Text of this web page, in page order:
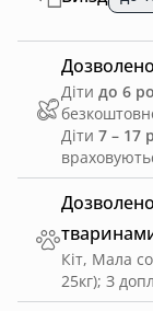
Кіт, Мала
25кг); З
Діти до 6
Діти 7 – 17